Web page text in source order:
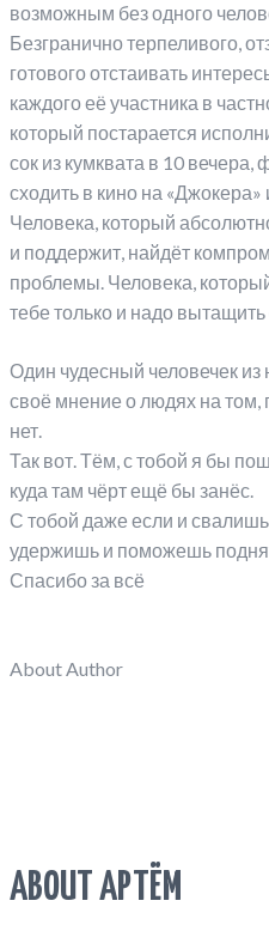
возможным без одного
Безгранично терпеливого,
готового отстаивать
каждого её участника в
который постарается
сок из кумквата в 10
сходить в кино на
Человека, который
и поддержит, найдёт
проблемы. Человека,
тебе только и надо
Один чудесный человечек
своё мнение о людях на
нет.
Так вот. Тём, с тобой я бы
куда там чёрт ещё бы занёс.
С тобой даже если и
удержишь и поможешь
Спасибо за всё
About Author
ABOUT АРТЁМ